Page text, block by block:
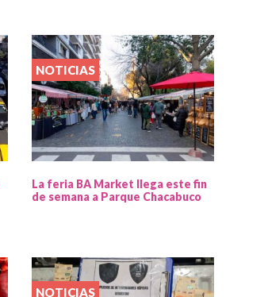
NOTICIAS
La feria BA Market llega este fin
de semana a Parque Chacabuco
NOTICIAS